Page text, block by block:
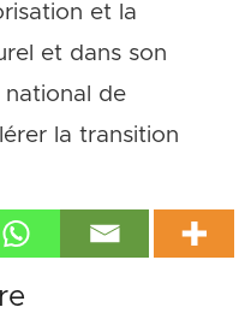
et la
et dans son
national de
la transition